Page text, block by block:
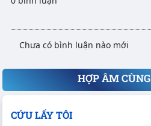
Chưa có bình luận nào mới
HỢP ÂM
CỨU LẤY TÔI